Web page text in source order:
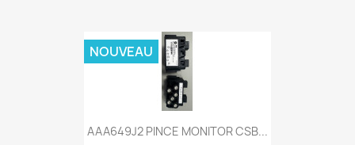
AAA649J2 PINCE MONITOR CSB...
NOUVEAU